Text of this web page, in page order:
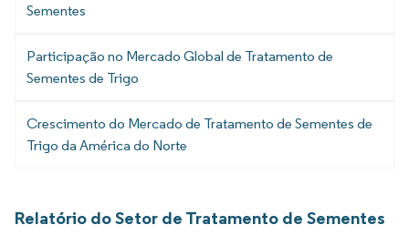
Sementes
Participação no Mercado Global de Tratamento de
Sementes de Trigo
Crescimento do Mercado de Tratamento de Sementes de
Trigo da América do Norte
Relatório do Setor de Tratamento de Sementes